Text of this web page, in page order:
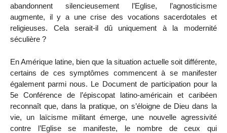
abandonnent silencieusement l’Eglise, l’agnosticisme
augmente, il y a une crise des vocations sacerdotales et
religieuses. Cela serait-il dû uniquement à la modernité
séculière ?
En Amérique latine, bien que la situation actuelle soit différente,
certains de ces symptômes commencent à se manifester
également parmi nous. Le Document de participation pour la
5e Conférence de l’épiscopat latino-américain et caribéen
reconnaît que, dans la pratique, on s’éloigne de Dieu dans la
vie, un laïcisme militant émerge, une nouvelle agressivité
contre l’Eglise se manifeste, le nombre de ceux qui